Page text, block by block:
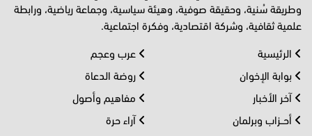
وطريقة سُنية، وحقيقة صوفية، وهيئة سياسية، وجماعة رياضية، ورابطة
علمية ثقافية، وشركة اقتصادية، وفكرة اجتماعية.
الرئيسية
بوابة الإخوان
آخر الأخبار
أحــزاب وبرلمان
عرب وعجم
روضة الدعاة
مفاهيم وأصول
آراء حرة